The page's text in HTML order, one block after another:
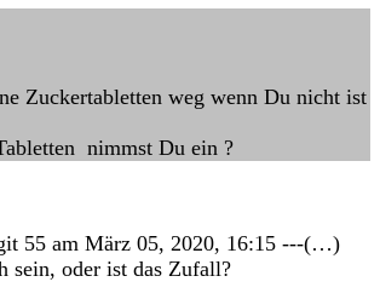
Zuckertabletten weg wenn Du nicht ist
nimmst Du ein ?
55 am März 05, 2020, 16:15 ---(…)
sein, oder ist das Zufall?